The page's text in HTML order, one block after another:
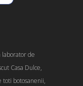
laborator de
Casa Dulce,
toti botosanenii,